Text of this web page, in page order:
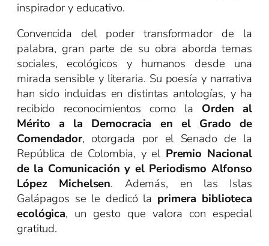
inspirador y educativo.
Convencida del poder transformador de la
palabra, gran parte de su obra aborda temas
sociales, ecológicos y humanos desde una
mirada sensible y literaria. Su poesía y narrativa
han sido incluidas en distintas antologías, y ha
recibido reconocimientos como la Orden al
Mérito a la Democracia en el Grado de
Comendador, otorgada por el Senado de la
República de Colombia, y el Premio Nacional
de la Comunicación y el Periodismo Alfonso
López Michelsen. Además, en las Islas
Galápagos se le dedicó la primera biblioteca
ecológica, un gesto que valora con especial
gratitud.